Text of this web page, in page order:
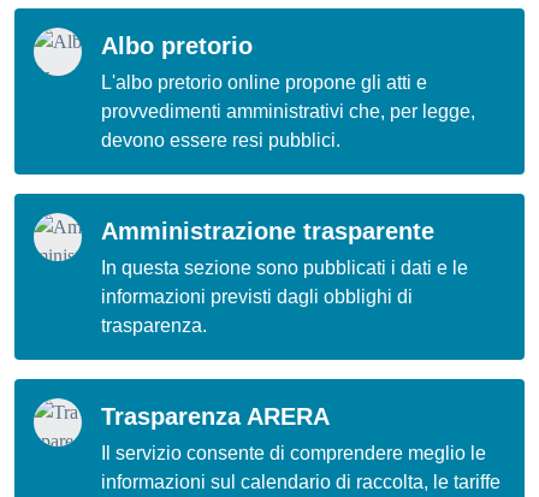
Albo pretorio
L'albo pretorio online propone gli atti e
provvedimenti amministrativi che, per legge,
devono essere resi pubblici.
Amministrazione trasparente
In questa sezione sono pubblicati i dati e le
informazioni previsti dagli obblighi di
trasparenza.
Trasparenza ARERA
Il servizio consente di comprendere meglio le
informazioni sul calendario di raccolta, le tariffe